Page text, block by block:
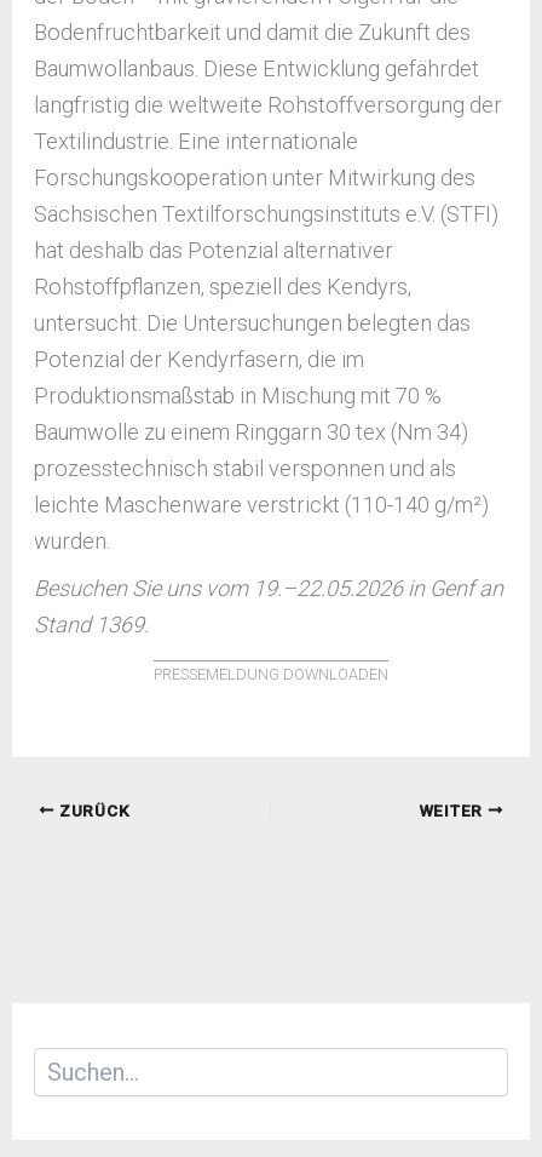
Bodenfruchtbarkeit und damit die Zukunft des
Baumwollanbaus. Diese Entwicklung gefährdet
langfristig die weltweite Rohstoffversorgung der
Textilindustrie. Eine internationale
Forschungskooperation unter Mitwirkung des
Sächsischen Textilforschungsinstituts e.V. (STFI)
hat deshalb das Potenzial alternativer
Rohstoffpflanzen, speziell des Kendyrs,
untersucht. Die Untersuchungen belegten das
Potenzial der Kendyrfasern, die im
Produktionsmaßstab in Mischung mit 70 %
Baumwolle zu einem Ringgarn 30 tex (Nm 34)
prozesstechnisch stabil versponnen und als
leichte Maschenware verstrickt (110-140 g/m²)
wurden.
Besuchen Sie uns vom 19.–22.05.2026 in Genf an
Stand 1369.
PRESSEMELDUNG DOWNLOADEN
ZURÜCK WEITER
Suchen